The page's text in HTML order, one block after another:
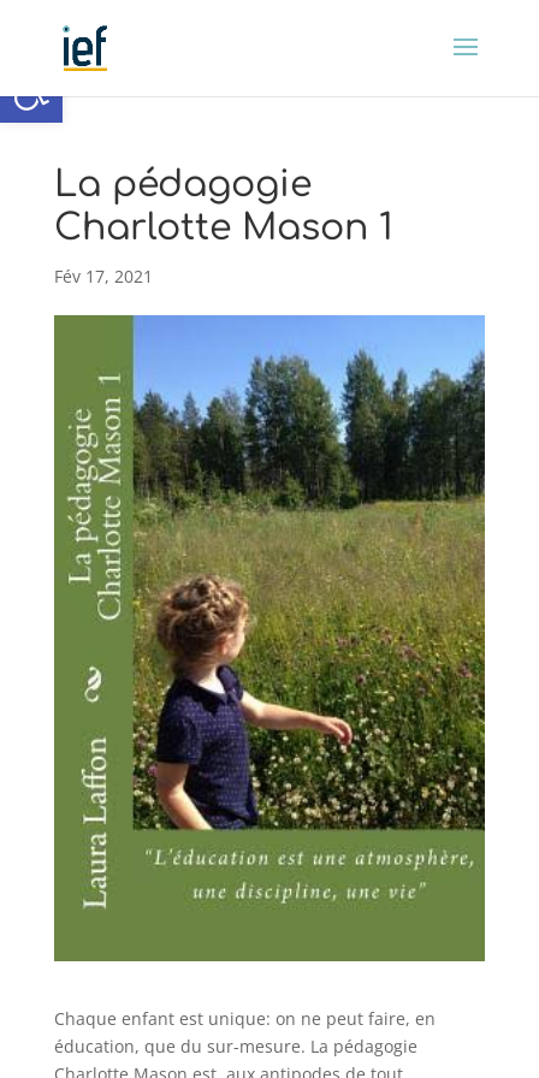
Ouvrir la barre d’outils
La pédagogie
Charlotte Mason 1
Fév 17, 2021
Chaque enfant est unique: on ne peut faire, en
éducation, que du sur-mesure. La pédagogie